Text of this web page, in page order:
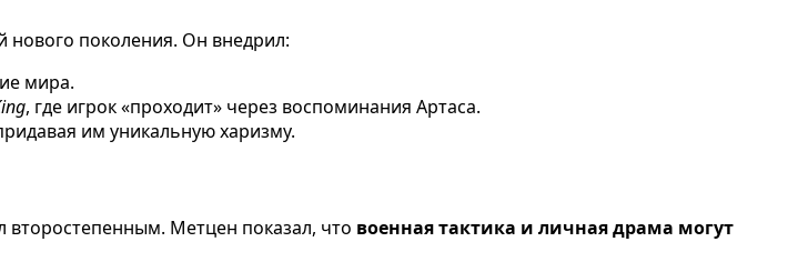
нового поколения. Он внедрил:
мира.
, где игрок «проходит» через воспоминания Артаса.
им уникальную харизму.
второстепенным. Метцен показал, что военная тактика и личная драма могут